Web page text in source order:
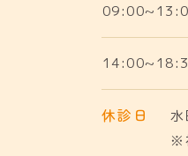
休診日
※